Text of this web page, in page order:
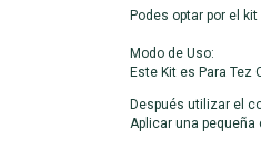
Podes optar por el
Modo de Uso:
Este Kit es Para Tez
Después utilizar el
Aplicar una pequeña